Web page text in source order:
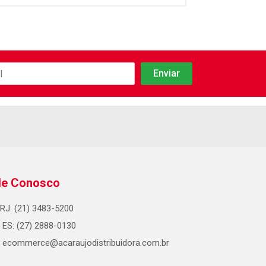
Conosco
RJ: (21) 3483-5200
ES: (27) 2888-0130
ecommerce@acaraujodistribuidora.com.br